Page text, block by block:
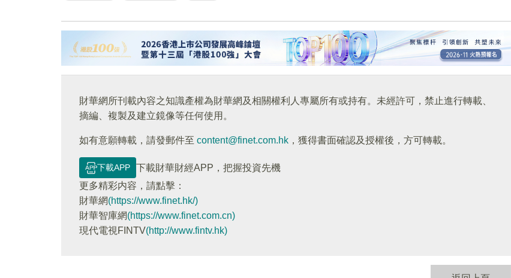
財華網所刊載內容之知識產權為財華網及相關權利人專屬所有或持有。未經許可，禁止進行轉載、
摘編、複製及建立鏡像等任何使用。
如有意願轉載，請發郵件至 content@finet.com.hk ，獲得書面確認及授權後，方可轉載。
下載APP
下載財華財經APP，把握投資先機
更多精彩内容，請點擊：
財華網(https://www.finet.hk/)
財華智庫網(https://www.finet.com.cn)
現代電視FINTV(http://www.fintv.hk)